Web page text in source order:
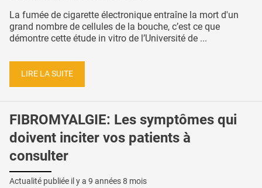
La fumée de cigarette électronique entraîne la mort d'un
grand nombre de cellules de la bouche, c’est ce que
démontre cette étude in vitro de l’Université de ...
LIRE LA SUITE
FIBROMYALGIE: Les symptômes qui
doivent inciter vos patients à
consulter
Actualité publiée il y a 9 années 8 mois